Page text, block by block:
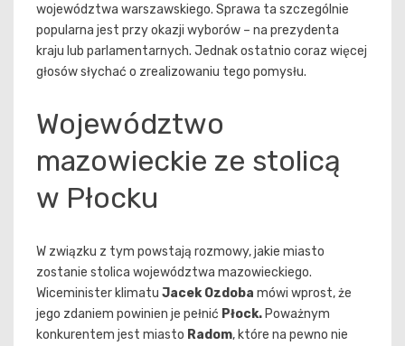
województwa warszawskiego. Sprawa ta szczególnie
popularna jest przy okazji wyborów – na prezydenta
kraju lub parlamentarnych. Jednak ostatnio coraz więcej
głosów słychać o zrealizowaniu tego pomysłu.
Województwo
mazowieckie ze stolicą
w Płocku
W związku z tym powstają rozmowy, jakie miasto
zostanie stolica województwa mazowieckiego.
Wiceminister klimatu Jacek Ozdoba mówi wprost, że
jego zdaniem powinien je pełnić Płock. Poważnym
konkurentem jest miasto Radom, które na pewno nie